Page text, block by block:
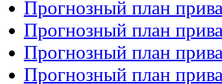
Прогнозный план
Прогнозный план
Прогнозный план
Прогнозный план